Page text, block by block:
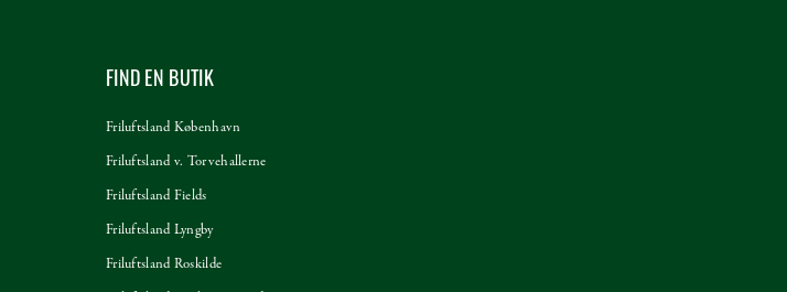
FIND EN BUTIK
Friluftsland København
Friluftsland v. Torvehallerne
Friluftsland Fields
Friluftsland Lyngby
Friluftsland Roskilde